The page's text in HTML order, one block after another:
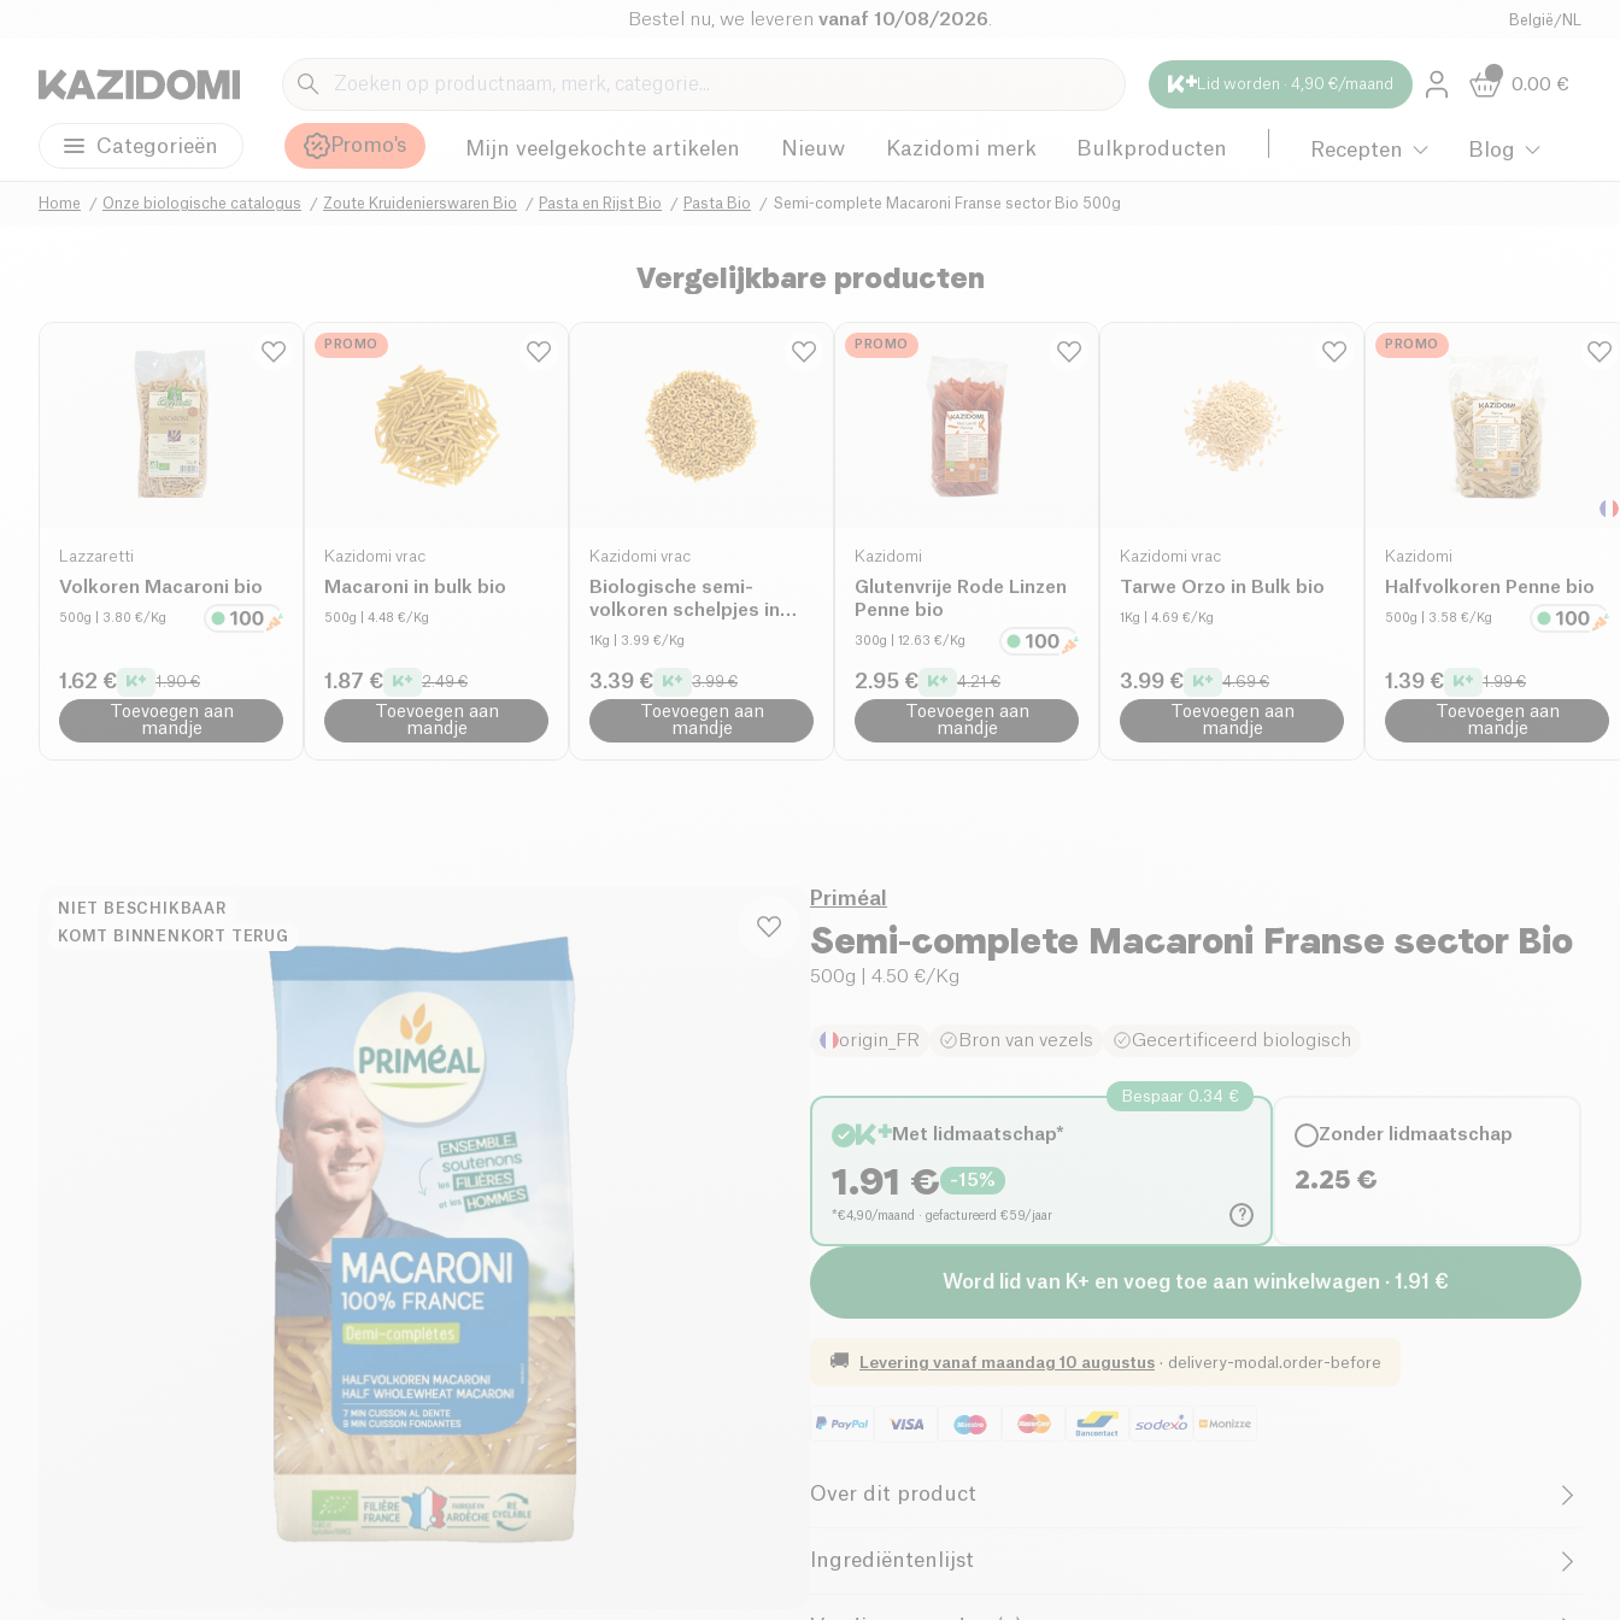
Bestel nu, we leveren vanaf 10/08/2026 België /NL
Lid worden · 4,90 €/maand 0.00 €
Categorieën Promo's Mijn veelgekochte artikelen Nieuw Kazidomi merk Bulkproducten Recepten Blog
Home Onze biologische catalogus Zoute Kruidenierswaren Bio Pasta en Rijst Bio Pasta Bio Semi-complete Macaroni Franse sector Bio 500g
Vergelijkbare producten
Lazzaretti
Volkoren Macaroni bio
500g | 3.80 €/Kg
1.62 € 1.90 €
Toevoegen aan
mandje
PROMO
Kazidomi vrac
Macaroni in bulk bio
500g | 4.48 €/Kg
1.87 € 2.49 €
Toevoegen aan
mandje
Kazidomi vrac
Biologische semi-
volkoren schelpjes in
bulk bio
1Kg | 3.99 €/Kg
3.39 € 3.99 €
Toevoegen aan
mandje
PROMO
Kazidomi
Glutenvrije Rode Linzen
Penne bio
300g | 12.63 €/Kg
2.95 € 4.21 €
Toevoegen aan
mandje
Kazidomi vrac
Tarwe Orzo in Bulk bio
1Kg | 4.69 €/Kg
3.99 € 4.69 €
Toevoegen aan
mandje
PROMO
Kazidomi
Halfvolkoren Penne bio
500g | 3.58 €/Kg
1.39 € 1.99 €
Toevoegen aan
mandje
NIET BESCHIKBAAR
KOMT BINNENKORT TERUG
Priméal
Semi-complete Macaroni Franse sector Bio
500g | 4.50 €/Kg
origin_FR Bron van vezels Gecertificeerd biologisch
?
Bespaar 0.34 €
Met lidmaatschap*
1.91 € -15%
*€4,90/maand · gefactureerd €59/jaar
Zonder lidmaatschap
2.25 €
Word lid van K+ en voeg toe aan winkelwagen · 1.91 €
🚚 Levering vanaf maandag 10 augustus · delivery-modal.order-before
Over dit product
Biologisch
Ingrediëntenlijst